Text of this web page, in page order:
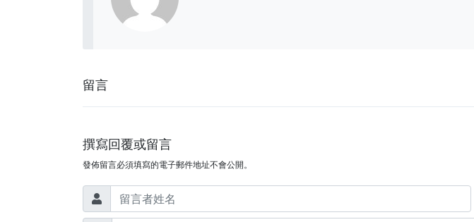
留言
撰寫回覆或留言
發佈留言必須填寫的電子郵件地址不會公開。